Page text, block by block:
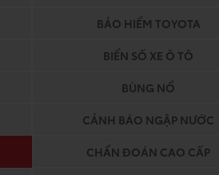
BẢO HIỂM TOYOTA
BIỂN SỐ XE Ô TÔ
BÙNG NỔ
CẢNH BÁO NGẬP NƯỚC
CHẨN ĐOÁN CAO CẤP